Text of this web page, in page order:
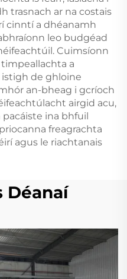
trasnach ar na costais
cinntí a dhéanamh
leo budgéad
Cuimsíonn
a
de ghloine
an-bheag i gcríoch
airgid acu,
ina bhfuil
freagrachta
agus le riachtanais
Déanaí